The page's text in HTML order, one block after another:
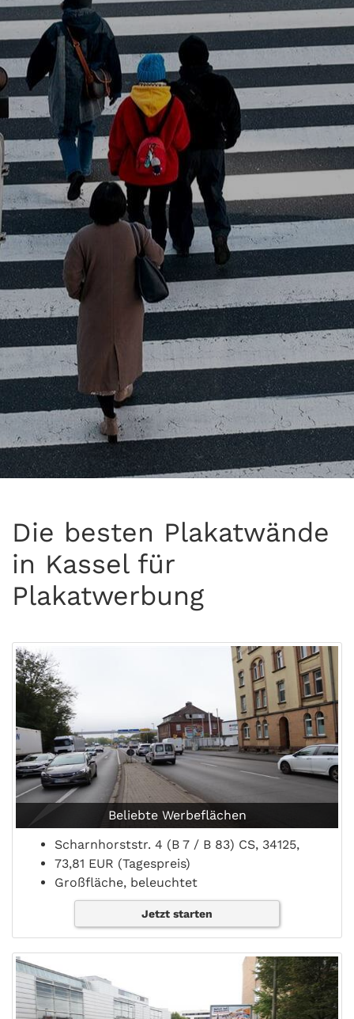
Die besten Plakatwände
in Kassel für
Plakatwerbung
Beliebte Werbeflächen
Scharnhorststr. 4 (B 7 / B 83) CS, 34125,
73,81 EUR (Tagespreis)
Großfläche, beleuchtet
Jetzt starten